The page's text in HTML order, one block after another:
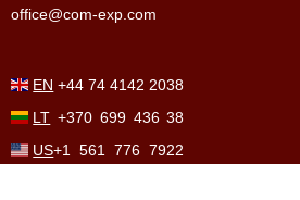
Ціна
Контакти
FAQ
office@com-exp.com
EN +44 74 4142 2038
LT +370 699 436 38
US+1 561 776 7922